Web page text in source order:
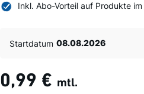
Inkl. Abo-Vorteil auf Produkte im
Startdatum
mtl.
0,99 €